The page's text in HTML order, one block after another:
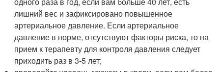
лишний вес и зафиксировано повышенное
артериальное давление. Если артериальное
давление в норме, отсутствуют факторы риска, то на
прием к терапевту для контроля давления следует
приходить раз в 3-5 лет;